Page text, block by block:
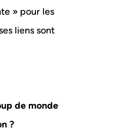
» pour les
liens sont
de monde
?